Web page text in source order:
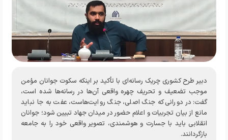
دبیر طرح کشوری چریک رسانه‌ای با تأکید بر اینکه سکوت جوانان مؤمن
موجب تضعیف و تحریف چهره واقعی آن‌ها در رسانه‌ها شده است،
گفت: در دورانی که جنگ اصلی، جنگ روایت‌هاست، عفت به‌ جا نباید
مانع از بیان تجربیات و اعلام حضور در میدان جهاد تبیین شود؛ جوانان
انقلابی باید با جسارت و هوشمندی، تصویر واقعی خود را به جامعه
بازگردانند.